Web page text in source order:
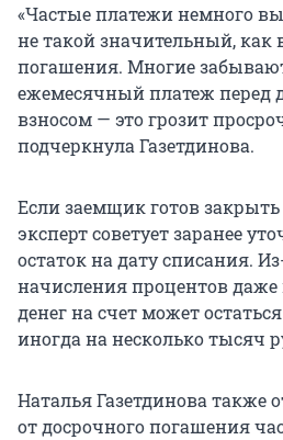
«Частые платежи немного
не такой значительный,
погашения. Многие
ежемесячный платеж перед
взносом — это грозит
подчеркнула Газетдинова.
Если заемщик готов
эксперт советует заранее
остаток на дату списания.
начисления процентов даже
денег на счет может
иногда на несколько тысяч
Наталья Газетдинова также
от досрочного погашения